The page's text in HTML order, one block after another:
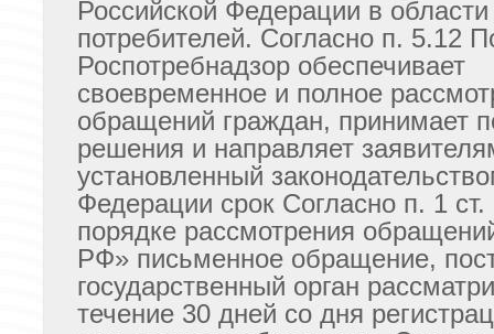
Российской Федерации в
потребителей. Согласно п. 5.12
Роспотребнадзор обеспечивает
своевременное и полное
обращений граждан, принимает
решения и направляет
установленный
Федерации срок Согласно п. 1
порядке рассмотрения
РФ» письменное обращение,
государственный орган
течение 30 дней со дня